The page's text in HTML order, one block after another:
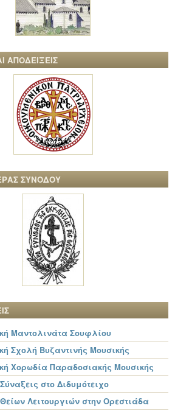
ΑΠΟΔΕΙΞΕΙΣ
ΣΥΝΟΔΟΥ
Μαντολινάτα Σουφλίου
Σχολή Βυζαντινής Μουσικής
Χορωδία Παραδοσιακής Μουσικής
στο Διδυμότειχο
Λειτουργιών στην Ορεστιάδα